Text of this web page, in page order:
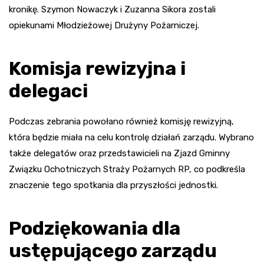
kronikę. Szymon Nowaczyk i Zuzanna Sikora zostali
opiekunami Młodzieżowej Drużyny Pożarniczej.
Komisja rewizyjna i
delegaci
Podczas zebrania powołano również komisję rewizyjną,
która będzie miała na celu kontrolę działań zarządu. Wybrano
także delegatów oraz przedstawicieli na Zjazd Gminny
Związku Ochotniczych Straży Pożarnych RP, co podkreśla
znaczenie tego spotkania dla przyszłości jednostki.
Podziękowania dla
ustępującego zarządu